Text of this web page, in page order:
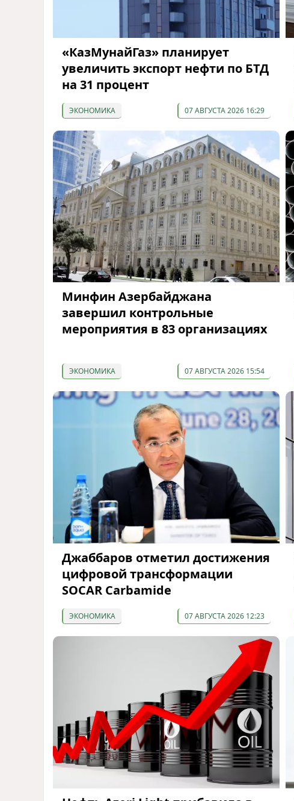
«КазМунайГаз» планирует
увеличить экспорт нефти по БТД
на 31 процент
ЭКОНОМИКА 07 АВГУСТА 2026 16:29
Минфин Азербайджана
завершил контрольные
мероприятия в 83 организациях
ЭКОНОМИКА 07 АВГУСТА 2026 15:54
Джаббаров отметил достижения
цифровой трансформации
SOCAR Carbamide
ЭКОНОМИКА 07 АВГУСТА 2026 12:23